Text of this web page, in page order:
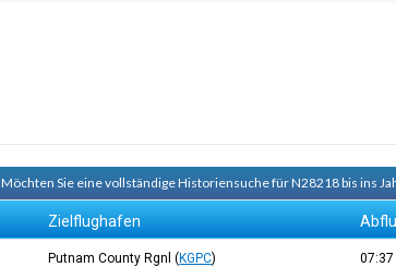
Möchten Sie eine vollständige Historiensuche für N28218 bis ins
Zielflughafen
Putnam County Rgnl (KGPC) 07:37